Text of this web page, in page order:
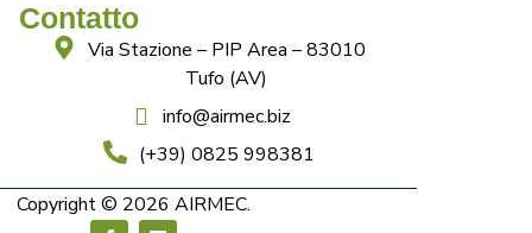
Contatto
Via Stazione – PIP Area – 83010
Tufo (AV)
info@airmec.biz
(+39) 0825 998381
Copyright © 2026 AIRMEC.